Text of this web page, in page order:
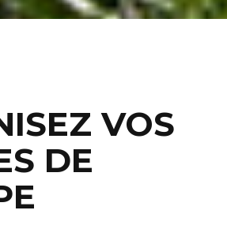
VOS
DE